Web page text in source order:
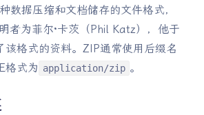
数据压缩和文档储存的文件格式，
者为菲尔·卡茨（Phil Katz），他于
格式的资料。ZIP通常使用后缀名
格式为 application/zip 。